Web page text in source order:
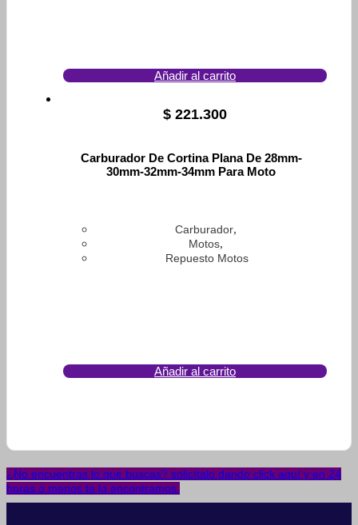
Añadir al carrito
$ 221.300
Carburador De Cortina Plana De 28mm-
30mm-32mm-34mm Para Moto
Carburador,
Motos,
Repuesto Motos
Añadir al carrito
¿No encuentras lo que buscas? solicítalo dando click aquí y en 24
horas o menos te lo encontramos.